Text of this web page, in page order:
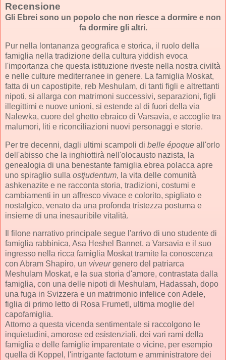
Recensione
Gli Ebrei sono un popolo che non riesce a dormire e non
fa dormire gli altri.
Pur nella lontananza geografica e storica, il ruolo della
famiglia nella tradizione della cultura yiddish evoca
l'importanza che questa istituzione riveste nella nostra civiltà
e nelle culture mediterranee in genere. La famiglia Moskat,
fatta di un capostipite, reb Meshulam, di tanti figli e altrettanti
nipoti, si allarga con matrimoni successivi, separazioni, figli
illegittimi e nuove unioni, si estende al di fuori della via
Nalewka, cuore del ghetto ebraico di Varsavia, e accoglie tra
malumori, liti e riconciliazioni nuovi personaggi e storie.
Per tre decenni, dagli ultimi scampoli di belle époque all'orlo
dell'abisso che la inghiottirà nell'olocausto nazista, la
genealogia di una benestante famiglia ebrea polacca apre
uno spiraglio sulla ostjudentum, la vita delle comunità
ashkenazite e ne racconta storia, tradizioni, costumi e
cambiamenti in un affresco vivace e colorito, spigliato e
nostalgico, venato da una profonda tristezza postuma e
insieme di una inesauribile vitalità.
Il filone narrativo principale segue l'arrivo di uno studente di
famiglia rabbinica, Asa Heshel Bannet, a Varsavia e il suo
ingresso nella ricca famiglia Moskat tramite la conoscenza
con Abram Shapiro, un viveurgenero del patriarca
Meshulam Moskat, e la sua storia d'amore, contrastata dalla
famiglia, con una delle nipoti di Meshulam, Hadassah, dopo
una fuga in Svizzera e un matrimonio infelice con Adele,
figlia di primo letto di Rosa Frumetl, ultima moglie del
capofamiglia.
Attorno a questa vicenda sentimentale si raccolgono le
inquietudini, amorose ed esistenziali, dei vari rami della
famiglia e delle famiglie imparentate o vicine, per esempio
quella di Koppel, l'intrigante factotum e amministratore dei